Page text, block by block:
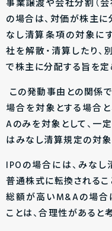
事業譲渡や会社分割（
の場合は、対価が株主に
なし清算条項の対象に
社を解散・清算したり
で株主に分配する旨を定
この発動事由との関係
場合を対象とする場合
Aのみを対象として、一
はみなし清算規定の対象
IPOの場合には、みな
普通株式に転換されるこ
総額が高いM&Aの場合
ことは、合理性があると